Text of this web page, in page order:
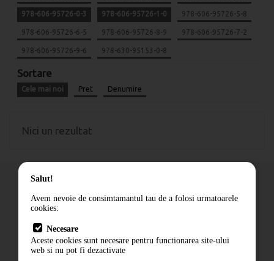
978-606-95726-0-3 978-606-95726-1-0 978-606-95726-5-8
978-606-95726-6-5 978-606-95726-8-9 978-606-95726-7-2
978-606-95726-9-6 978-630-95153-0-8
Sortare
Cele mai noi Pret Denumire
Nici un rezultat
Cum comand
Livrare
Contact
Salut!
Avem nevoie de consimtamantul tau de a folosi urmatoarele
cookies:
Necesare
Aceste cookies sunt necesare pentru functionarea site-ului
web si nu pot fi dezactivate